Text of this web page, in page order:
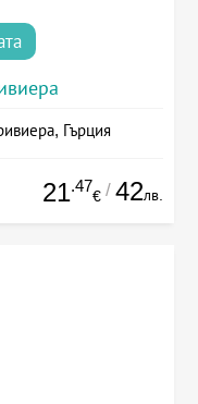
Гърция
21.47
€ / 42лв.